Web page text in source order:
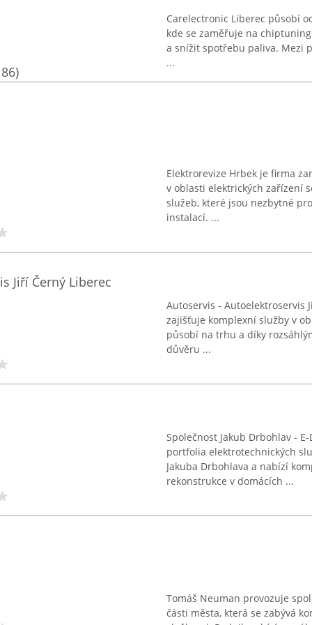
Carelectronic Liberec působí
kde se zaměřuje na
a snížit spotřebu paliva. Mezi
...
Elektrorevize Hrbek je firma
v oblasti elektrických zařízení
služeb, které jsou nezbytné
instalací. ...
Jiří Černý Liberec
Autoservis - Autoelektroservis
zajišťuje komplexní služby v
působí na trhu a díky
důvěru ...
Společnost Jakub Drbohlav -
portfolia elektrotechnických
Jakuba Drbohlava a nabízí
rekonstrukce v domácích ...
Tomáš Neuman provozuje
části města, která se zabývá